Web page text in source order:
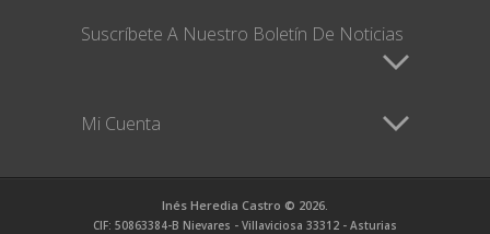
Suscríbete A Nuestro Boletín De Noticias
Mi Cuenta
Inés Heredia Castro © 2026.
CIF: 50863384-B Nievares - Villaviciosa 33312 - Asturias